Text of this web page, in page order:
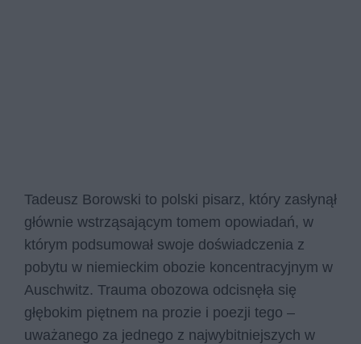
Tadeusz Borowski to polski pisarz, który zasłynął
głównie wstrząsającym tomem opowiadań, w
którym podsumował swoje doświadczenia z
pobytu w niemieckim obozie koncentracyjnym w
Auschwitz. Trauma obozowa odcisnęła się
głębokim piętnem na prozie i poezji tego –
uważanego za jednego z najwybitniejszych w